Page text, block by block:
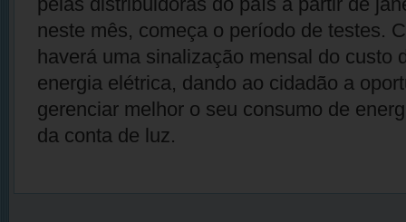
neste mês, começa o período de testes.
haverá uma sinalização mensal do custo
energia elétrica, dando ao cidadão a
gerenciar melhor o seu consumo de
da conta de luz.